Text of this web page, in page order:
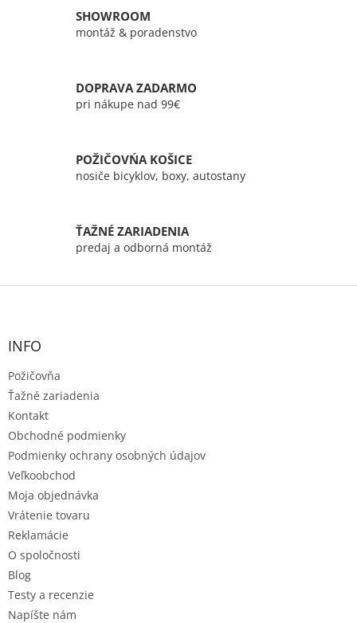
SHOWROOM
montáž & poradenstvo
DOPRAVA ZADARMO
pri nákupe nad 99€
POŽIČOVŃA KOŠICE
nosiče bicyklov, boxy, autostany
ŤAŽNÉ ZARIADENIA
predaj a odborná montáž
Z
INFO
Požičovňa
Ťažné zariadenia
Kontakt
Obchodné podmienky
Podmienky ochrany osobných údajov
Veľkoobchod
Moja objednávka
Vrátenie tovaru
Reklamácie
O spoločnosti
Blog
Testy a recenzie
Napíšte nám